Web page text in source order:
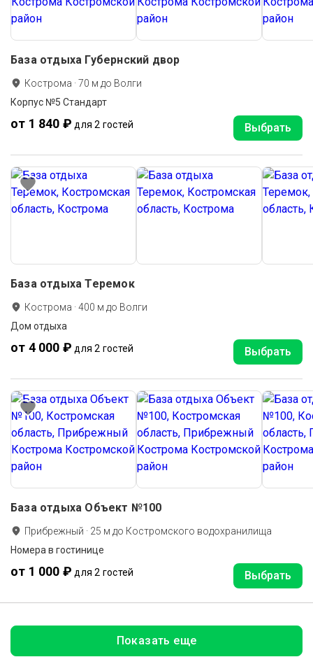
База отдыха Губернский двор
Кострома ·70 м до Волги
Корпус №5 Стандарт
от 1 840 ₽ для 2 гостей Выбрать
База отдыха Теремок
Кострома ·400 м до Волги
Дом отдыха
от 4 000 ₽ для 2 гостей Выбрать
База отдыха Объект №100
Прибрежный · 25 м до Костромского водохранилища
Номера в гостинице
от 1 000 ₽ для 2 гостей Выбрать
Показать еще